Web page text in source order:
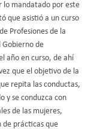
lo mandatado por este
que asistió a un curso
Profesiones de la
Gobierno de
año en curso, de ahí
que el objetivo de la
repita las conductas,
y se conduzca con
de las mujeres,
de prácticas que